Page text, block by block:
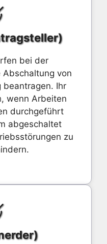
bei der
von
beantragen. Ihr
wenn Arbeiten
durchgeführt
abgeschaltet
zu